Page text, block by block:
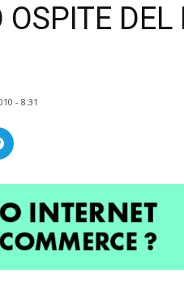
DEL
- 8:31